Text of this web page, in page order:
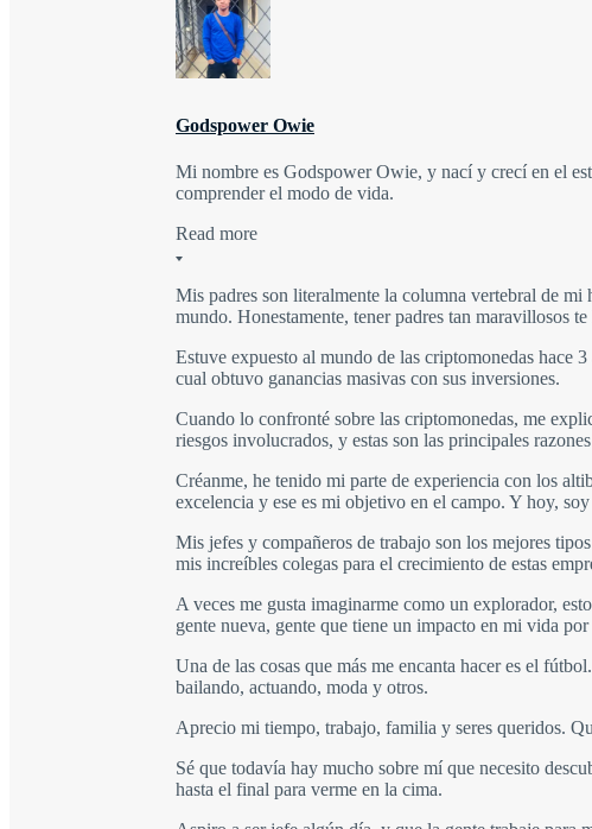
Godspower Owie
Mi nombre es Godspower Owie, y nací y crecí en el
comprender el modo de vida.
Read more
Mis padres son literalmente la columna vertebral de mi
mundo. Honestamente, tener padres tan maravillosos
Estuve expuesto al mundo de las criptomonedas hace
cual obtuvo ganancias masivas con sus inversiones.
Cuando lo confronté sobre las criptomonedas, me
riesgos involucrados, y estas son las principales
Créanme, he tenido mi parte de experiencia con los
excelencia y ese es mi objetivo en el campo. Y hoy,
Mis jefes y compañeros de trabajo son los mejores
mis increíbles colegas para el crecimiento de estas
A veces me gusta imaginarme como un explorador,
gente nueva, gente que tiene un impacto en mi vida por
Una de las cosas que más me encanta hacer es el
bailando, actuando, moda y otros.
Aprecio mi tiempo, trabajo, familia y seres queridos.
Sé que todavía hay mucho sobre mí que necesito
hasta el final para verme en la cima.